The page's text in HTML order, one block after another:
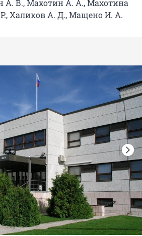
А. В., Махотин А. А.,Махотина
Халиков А. Д., Мащено И. А.